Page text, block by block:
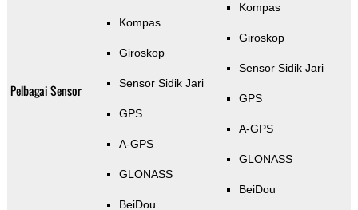
Pelbagai Sensor
Kompas
Giroskop
Sensor Sidik Jari
GPS
A-GPS
GLONASS
BeiDou
Kompas
Giroskop
Sensor Sidik Jari
GPS
A-GPS
GLONASS
BeiDou